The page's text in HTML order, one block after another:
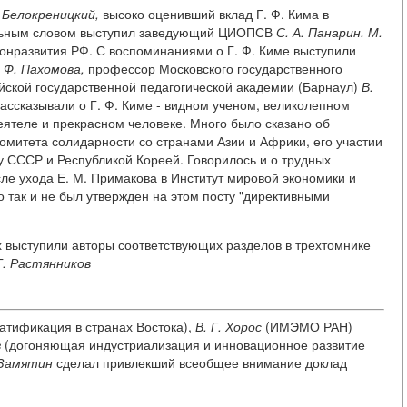
высоко оценивший вклад Г. Ф. Кима в
словом выступил заведующий ЦИОПСВ С. А. Панарин. М.
РФ. С воспоминаниями о Г. Ф. Киме выступили
Пахомова, профессор Московского государственного
государственной педагогической академии (Барнаул) В.
о Г. Ф. Киме - видном ученом, великолепном
и прекрасном человеке. Много было сказано об
солидарности со странами Азии и Африки, его участии
и Республикой Кореей. Говорилось и о трудных
ухода Е. М. Примакова в Институт мировой экономики и
и не был утвержден на этом посту "директивными
авторы соответствующих разделов в трехтомнике
Растянников
в странах Востока), В. Г. Хорос (ИМЭМО РАН)
(догоняющая индустриализация и инновационное развитие
сделал привлекший всеобщее внимание доклад